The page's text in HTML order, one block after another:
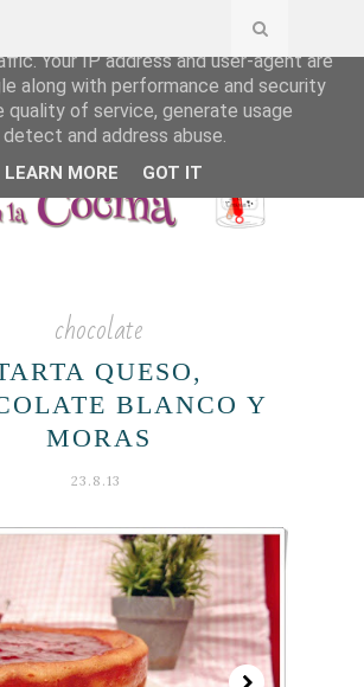
chocolate
QUESO,
BLANCO Y
MORAS
23.8.13
from Google to deliver its services
Your IP address and user-agent are
along with performance and security
quality of service, generate usage
and address abuse.
LEARN MORE GOT IT